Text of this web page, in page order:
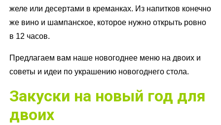
желе или десертами в креманках. Из напитков конечно
же вино и шампанское, которое нужно открыть ровно
в 12 часов.
Предлагаем вам наше новогоднее меню на двоих и
советы и идеи по украшению новогоднего стола.
Закуски на новый год для
двоих